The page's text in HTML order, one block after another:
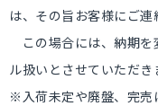
は、その旨お客様にご連
この場合には、納期を
ル扱いとさせていただき
※入荷未定や廃盤、完売